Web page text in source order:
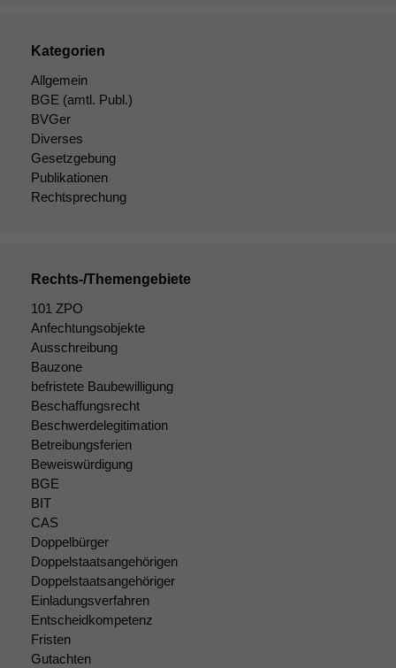
Kategorien
Allgemein
BGE (amtl. Publ.)
BVGer
Diverses
Gesetzgebung
Publikationen
Rechtsprechung
Rechts-/Themengebiete
101 ZPO
Anfechtungsobjekte
Ausschreibung
Bauzone
befristete Baubewilligung
Beschaffungsrecht
Beschwerdelegitimation
Betreibungsferien
Beweiswürdigung
BGE
BIT
CAS
Doppelbürger
Doppelstaatsangehörigen
Doppelstaatsangehöriger
Einladungsverfahren
Entscheidkompetenz
Fristen
Gutachten